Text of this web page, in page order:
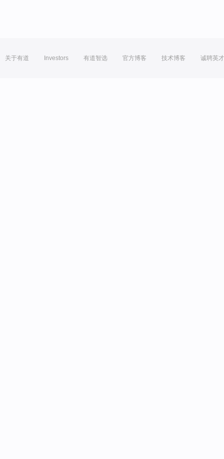
关于有道 Investors 有道智选 官方博客 技术博客 诚聘英才